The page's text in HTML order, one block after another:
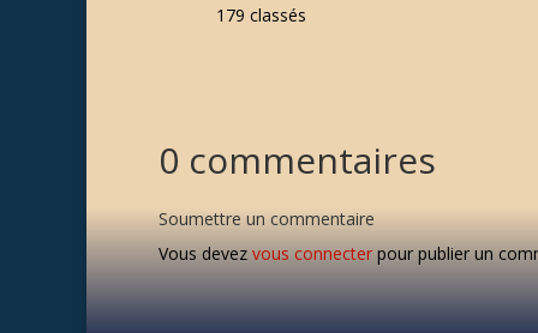
179 classés
0 commentaires
Soumettre un commentaire
Vous devez vous connecter pour publier un